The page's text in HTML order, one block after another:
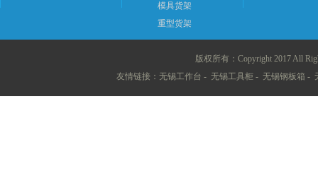
模具货架
重型货架
版权所有：Copyright 2017 All
友情链接： 无锡工作台 - 无锡工具柜- 无锡钢板箱 -